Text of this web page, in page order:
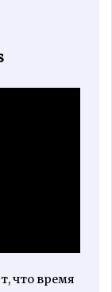
что время